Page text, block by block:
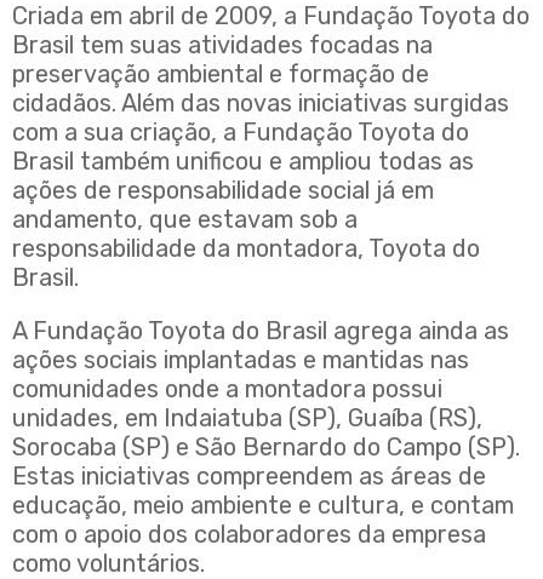
Criada em abril de 2009, a Fundação Toyota do
Brasil tem suas atividades focadas na
preservação ambiental e formação de
cidadãos. Além das novas iniciativas surgidas
com a sua criação, a Fundação Toyota do
Brasil também unificou e ampliou todas as
ações de responsabilidade social já em
andamento, que estavam sob a
responsabilidade da montadora, Toyota do
Brasil.
A Fundação Toyota do Brasil agrega ainda as
ações sociais implantadas e mantidas nas
comunidades onde a montadora possui
unidades, em Indaiatuba (SP), Guaíba (RS),
Sorocaba (SP) e São Bernardo do Campo (SP).
Estas iniciativas compreendem as áreas de
educação, meio ambiente e cultura, e contam
com o apoio dos colaboradores da empresa
como voluntários.